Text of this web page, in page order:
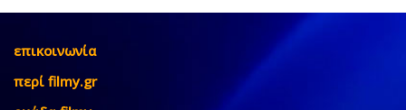
επικοινωνία
περί filmy.gr